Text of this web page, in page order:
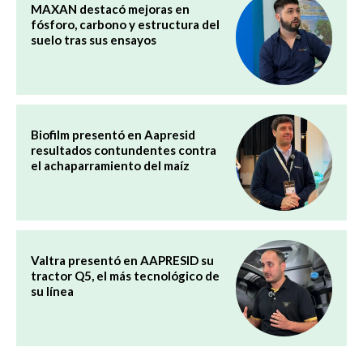
MAXAN destacó mejoras en
fósforo, carbono y estructura del
suelo tras sus ensayos
Biofilm presentó en Aapresid
resultados contundentes contra
el achaparramiento del maíz
Valtra presentó en AAPRESID su
tractor Q5, el más tecnológico de
su línea